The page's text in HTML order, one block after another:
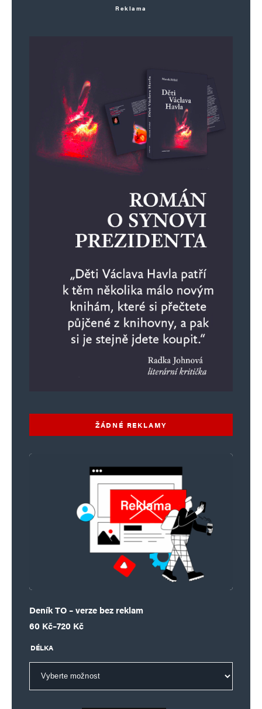
Reklama
ŽÁDNÉ REKLAMY
Deník TO – verze bez reklam
60 Kč–720 Kč
Rozpětí cen: 60 Kč až 720 Kč
DÉLKA